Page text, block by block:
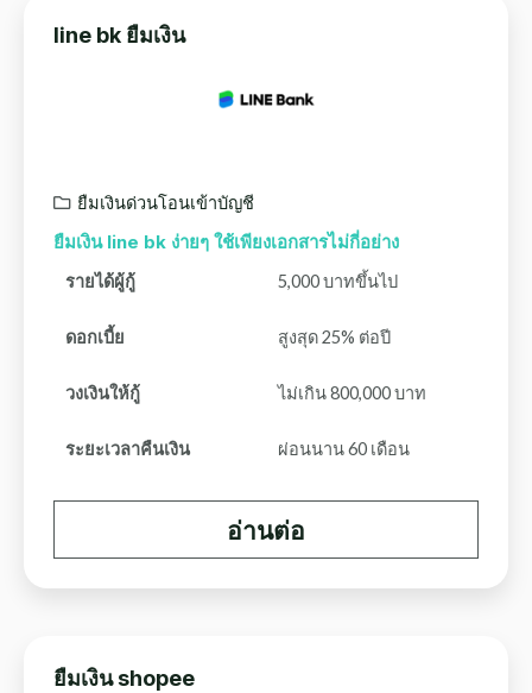
line bk ยืมเงิน
ยืมเงินด่วนโอนเข้าบัญชี
ยืมเงิน line bk ง่ายๆ ใช้เพียงเอกสารไม่กี่อย่าง
รายได้ผู้กู้ 5,000 บาทขึ้นไป
ดอกเบี้ย สูงสุด 25% ต่อปี
วงเงินให้กู้ ไม่เกิน 800,000 บาท
ระยะเวลาคืนเงิน ผ่อนนาน 60 เดือน
อ่านต่อ
ยืมเงิน shopee